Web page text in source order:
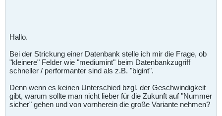
Hallo.
Bei der Strickung einer Datenbank stelle ich mir die Frage, ob
"kleinere" Felder wie "mediumint" beim Datenbankzugriff
schneller / performanter sind als z.B. "bigint".
Denn wenn es keinen Unterschied bzgl. der Geschwindigkeit
gibt, warum sollte man nicht lieber für die Zukunft auf "Nummer
sicher" gehen und von vornherein die große Variante nehmen?